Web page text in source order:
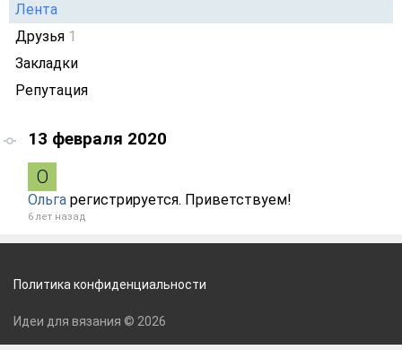
Лента
Друзья 1
Закладки
Репутация
13 февраля 2020
Ольга регистрируется. Приветствуем!
6 лет назад
Политика конфиденциальности
Идеи для вязания © 2026